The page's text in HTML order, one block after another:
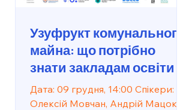
Узуфрукт комунального
майна: що потрібно
знати закладам освіти
Дата: 09 грудня, 14:00 Спікери:
Олексій Мовчан, Андрій Мацокін,